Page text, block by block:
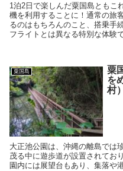
1泊2日で楽しんだ粟国島ともこ
機を利用することに！通常の旅
るのはもちろんのこと、搭乗手
フライトとは異なる特別な体験
粟国島
粟
を
村）
大正池公園は、沖縄の離島では
茂る中に遊歩道が設置されてお
園内には展望台もあり、集落や